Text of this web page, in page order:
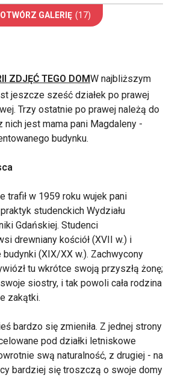
OTWÓRZ GALERIĘ (17)
ZDJĘĆ TEGO DOMW najbliższym
jeszcze sześć działek po prawej
Trzy ostatnie po prawej należą do
jest mama pani Magdaleny -
budynku.
trafił w 1959 roku wujek pani
studenckich Wydziału
Gdańskiej. Studenci
drewniany kościół (XVII w.) i
(XIX/XX w.). Zachwycony
tu wkrótce swoją przyszłą żonę;
siostry, i tak powoli cała rodzina
zakątki.
bardzo się zmieniła. Z jednej strony
pod działki letniskowe
swą naturalność, z drugiej - na
bardziej się troszczą o swoje domy